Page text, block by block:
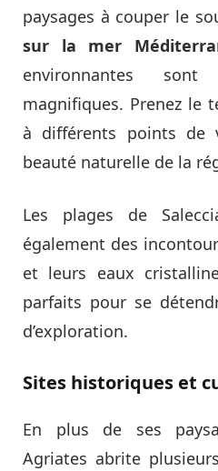
paysages à couper le
sur la mer
environnantes
magnifiques. Prenez le
à différents points de
beauté naturelle de la
Les plages de
également des
et leurs eaux
parfaits pour se
d’exploration.
Sites historiques et
En plus de ses
Agriates abrite